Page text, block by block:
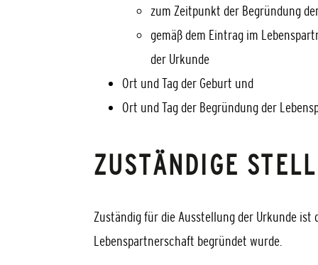
zum Zeitpunkt der Begründung
gemäß dem Eintrag im
der Urkunde
Ort und Tag der Geburt und
Ort und Tag der Begründung der
ZUSTÄNDIGE
Zuständig für die Ausstellung der Urkunde ist
Lebenspartnerschaft begründet wurde.